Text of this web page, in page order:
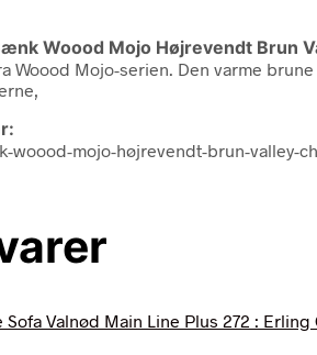
Woood Mojo Højrevendt Brun
Woood Mojo-serien. Den varme
mojo-højrevendt-brun-valley-